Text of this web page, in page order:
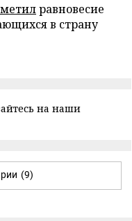
равновесие
в страну
на наши
(9)